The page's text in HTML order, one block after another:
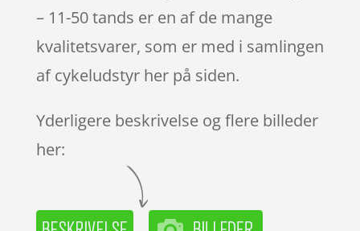
– 11-50 tands er en af de mange
kvalitetsvarer, som er med i samlingen
af cykeludstyr her på siden.
Yderligere beskrivelse og flere billeder
her: